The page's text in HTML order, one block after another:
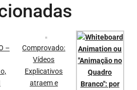
–
Comprovado:
Vídeos
Explicativos
atraem e